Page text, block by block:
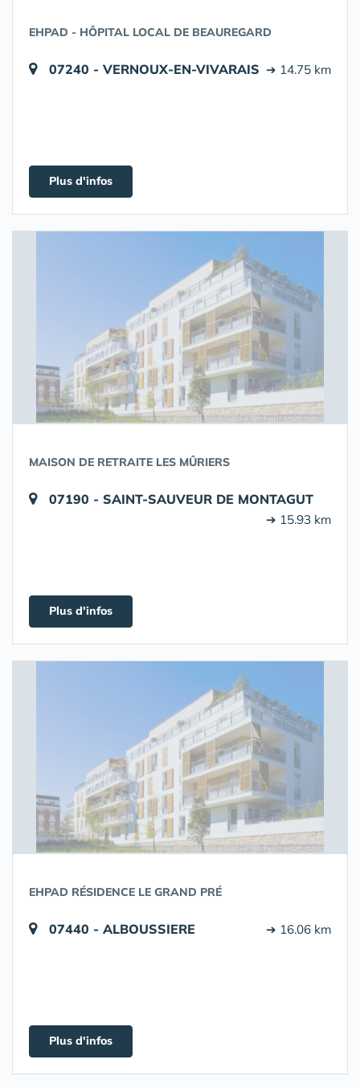
EHPAD - HÔPITAL LOCAL DE BEAUREGARD
07240 - VERNOUX-EN-VIVARAIS ➔ 14.75 km
Plus d'infos
MAISON DE RETRAITE LES MÛRIERS
07190 - SAINT-SAUVEUR DE MONTAGUT
➔ 15.93 km
Plus d'infos
EHPAD RÉSIDENCE LE GRAND PRÉ
07440 - ALBOUSSIERE ➔ 16.06 km
Plus d'infos